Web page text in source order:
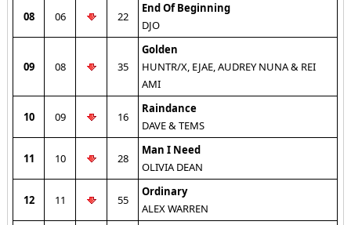
08 06 22
End Of Beginning
DJO
09 08 35
Golden
HUNTR/X, EJAE, AUDREY NUNA & REI
AMI
10 09 16
Raindance
DAVE & TEMS
11 10 28
Man I Need
OLIVIA DEAN
12 11 55
Ordinary
ALEX WARREN